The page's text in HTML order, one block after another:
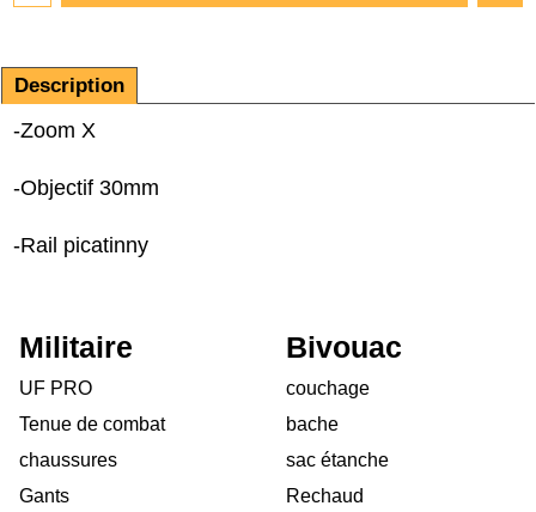
Description
-Zoom X
-Objectif 30mm
-Rail picatinny
Militaire
UF PRO
Tenue de combat
chaussures
Gants
Bivouac
couchage
bache
sac étanche
Rechaud